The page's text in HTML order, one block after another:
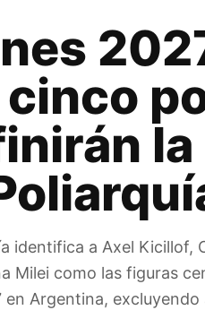
identifica a Axel Kicillof,
Milei como las figuras
en Argentina,